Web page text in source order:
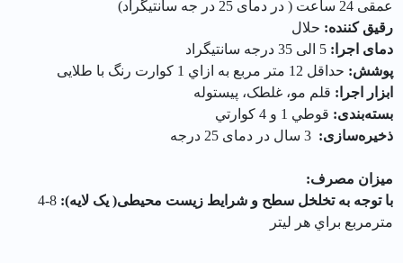
عمقی 24 ساعت ( در دمای 25 در جه سانتیگراد)
رقیق کننده: حلال
دمای اجرا: 5 الی 35 درجه سانتیگراد
پوشش: حداقل 12 متر مربع به ازاي 1 كوارت رنگ با طلایی
ابزار اجرا: قلم مو، غلطک، پیستوله
بسته‌بندی: قوطي 1 و 4 كوارتي
ذخیره‌سازی: 3 سال در دمای 25 درجه
میزان مصرف:
با توجه به تخلخل سطح و شرایط زیست محیطی( یک لایه):
8-4
مترمربع براي هر لیتر